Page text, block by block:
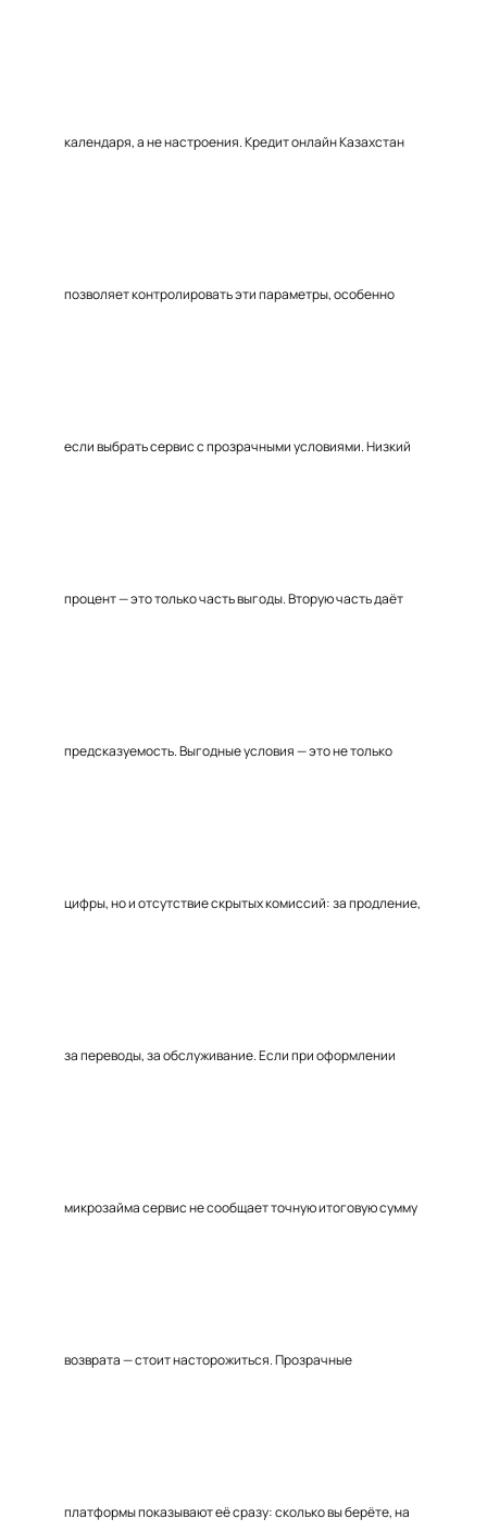
календаря, а не настроения. Кредит онлайн Казахстан
позволяет контролировать эти параметры, особенно
если выбрать сервис с прозрачными условиями. Низкий
процент — это только часть выгоды. Вторую часть даёт
предсказуемость. Выгодные условия — это не только
цифры, но и отсутствие скрытых комиссий: за продление,
за переводы, за обслуживание. Если при оформлении
микрозайма сервис не сообщает точную итоговую сумму
возврата — стоит насторожиться. Прозрачные
платформы показывают её сразу: сколько вы берёте, на